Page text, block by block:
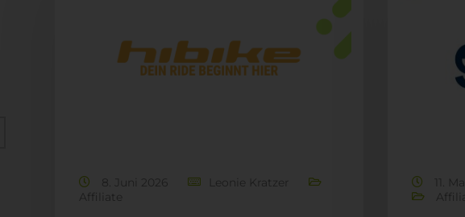
8. Juni 2026
Leonie Kratzer
Affiliate
11.